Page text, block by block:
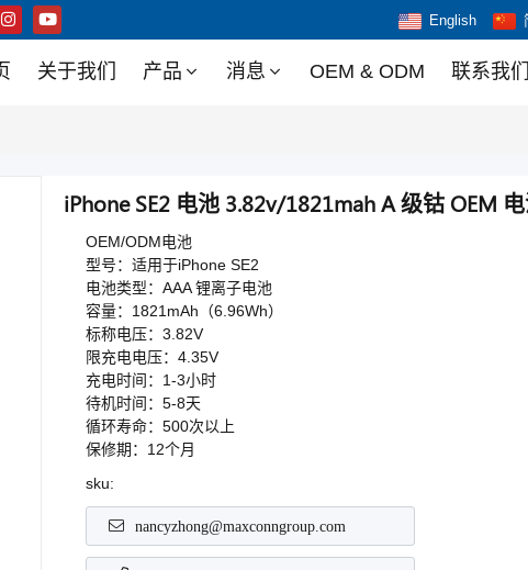
English
关于我们 产品 消息 OEM & ODM 联系我们
iPhone SE2 电池 3.82v/1821mah A 级钴 OEM
OEM/ODM电池
型号：适用于iPhone SE2
电池类型：AAA 锂离子电池
容量：1821mAh（6.96Wh）
标称电压：3.82V
限充电电压：4.35V
充电时间：1-3小时
待机时间：5-8天
循环寿命：500次以上
保修期：12个月
sku:
nancyzhong@maxconngroup.com